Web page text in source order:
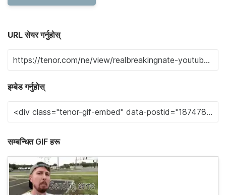
URL सेयर गर्नुहोस्
इम्बेड गर्नुहोस्
सम्बन्धित GIF हरू